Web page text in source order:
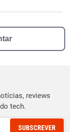
reviews
tech.
SUBSCREVER